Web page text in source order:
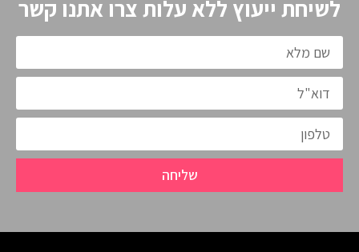
לשיחת ייעוץ ללא עלות צרו אתנו קשר
שליחה